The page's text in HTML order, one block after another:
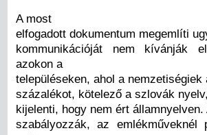
A most
elfogadott dokumentum megemlíti
kommunikációját nem kívánják
azokon a
településeken, ahol a
százalékot, kötelező a szlovák
kijelenti, hogy nem ért
szabályozzák, az